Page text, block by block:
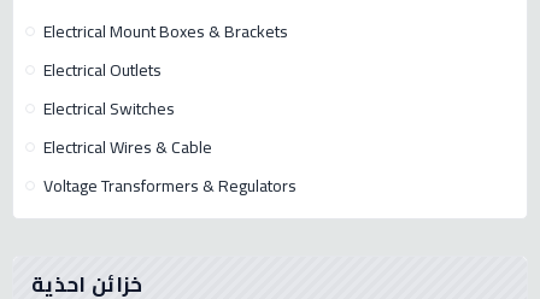
Electrical Mount Boxes & Brackets
Electrical Outlets
Electrical Switches
Electrical Wires & Cable
Voltage Transformers & Regulators
خزائن احذية